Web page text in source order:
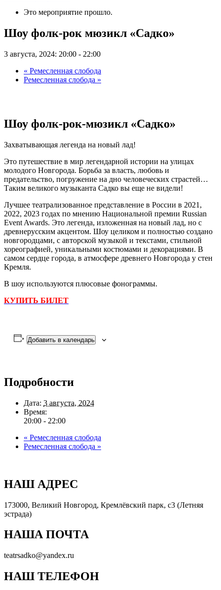
Это мероприятие прошло.
Шоу фолк-рок мюзикл «Садко»
3 августа, 2024: 20:00 - 22:00
« Ремесленная слобода
Ремесленная слобода »
Шоу фолк-рок-мюзикл «Садко»
Захватывающая легенда на новый лад!
Это путешествие в мир легендарной истории на улицах
молодого Новгорода. Борьба за власть, любовь и
предательство, погружение на дно человеческих страстей…
Таким великого музыканта Садко вы еще не видели!
Лучшее театрализованное представление в России в 2021,
2022, 2023 годах по мнению Национальной премии Russian
Event Awards. Это легенда, изложенная на новый лад, но с
древнерусским акцентом. Шоу целиком и полностью создано
новгородцами, с авторской музыкой и текстами, стильной
хореографией, уникальными костюмами и декорациями. В
самом сердце города, в атмосфере древнего Новгорода у стен
Кремля.
В шоу используются плюсовые фонограммы.
КУПИТЬ БИЛЕТ
Добавить в календарь
Подробности
Дата: 3 августа, 2024
Время:
20:00 - 22:00
« Ремесленная слобода
Ремесленная слобода »
НАШ АДРЕС
173000, Великий Новгород, Кремлёвский парк, с3 (Летняя
эстрада)
НАША ПОЧТА
teatrsadko@yandex.ru
НАШ ТЕЛЕФОН